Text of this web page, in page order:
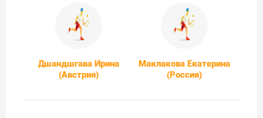
Дшандшгава Ирина
(Австрия)
Маклакова Екатерина
(Россия)